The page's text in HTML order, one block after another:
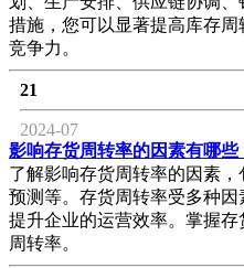
措施，您可以显著提高库存
竞争力。
21
2024-07
影响存货周转率的因素有哪些
了解影响存货周转率的因素
预测等。存货周转率受多种
提升企业的运营效率。掌握
周转率。